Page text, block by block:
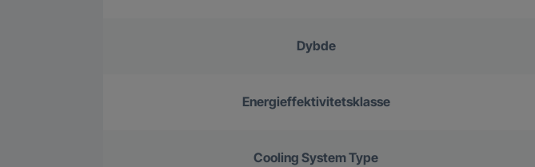
Dybde
Energieffektivitetsklasse
Cooling System Type